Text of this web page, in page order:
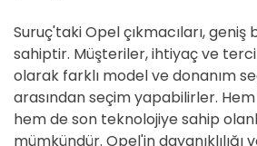
Suruç'taki Opel çıkmacıları,
sahiptir. Müşteriler, ihtiyaç ve
olarak farklı model ve donanım
arasından seçim yapabilirler.
hem de son teknolojiye sahip
mümkündür. Opel'in dayanıklılığı